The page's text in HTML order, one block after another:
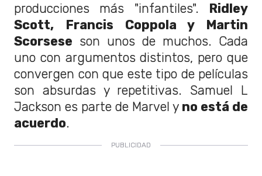
producciones más "infantiles". Ridley
Scott, Francis Coppola y Martin
Scorsese son unos de muchos. Cada
uno con argumentos distintos, pero que
convergen con que este tipo de películas
son absurdas y repetitivas. Samuel L
Jackson es parte de Marvel y no está de
acuerdo.